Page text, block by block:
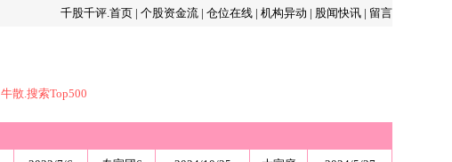
千股千评.首页 | 个股资金流 | 仓位在线 | 机构异动 | 股闻快讯 | 留言
牛散.搜索Top500